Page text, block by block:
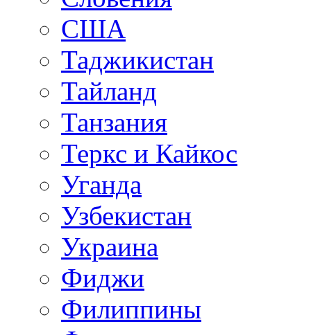
США
Таджикистан
Тайланд
Танзания
Теркс и Кайкос
Уганда
Узбекистан
Украина
Фиджи
Филиппины